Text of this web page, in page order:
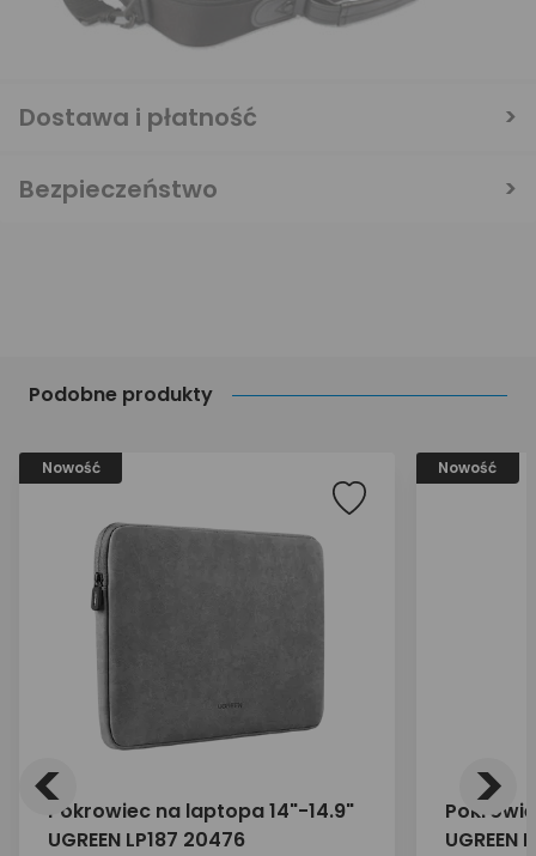
Podobne produkty
Nowość
Pokrowiec na laptopa 14"-14.9"
UGREEN LP187 20476
Nowość
UGREEN
< >
Dostawa i płatność
Bezpieczeństwo